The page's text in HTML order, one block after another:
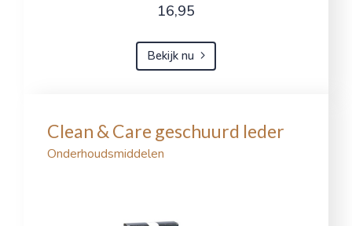
16,95
Bekijk nu
Clean & Care geschuurd leder
Onderhoudsmiddelen